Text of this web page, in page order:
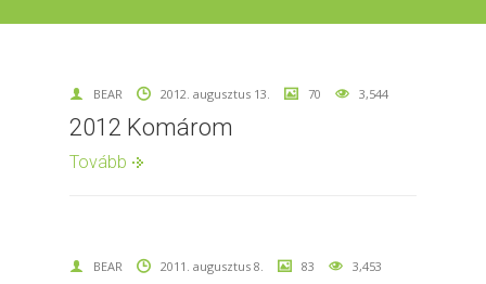
BEAR 2012. augusztus 13. 70 3,544
2012 Komárom
Tovább
BEAR 2011. augusztus 8. 83 3,453